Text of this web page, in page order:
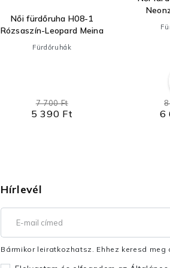
Női fürdőruha H08-1
Rózsaszín-Leopard Meina
Fürdőruhák
5 390 Ft
7 700 Ft
6
Hírlevél
Bármikor leiratkozhatsz. Ehhez keresd